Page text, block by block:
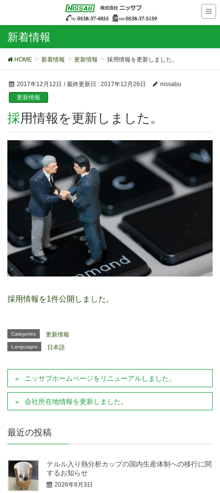
新着情報
HOME 新着情報 更新情報 採用情報を更新しました。
2017年12月12日 / 最終更新日 : 2017年12月26日
nissabu
更新情報
採用情報を更新しました。
採用情報を1件公開しました。
Categories 更新情報
Languages 日本語
ニッサブホームページをリニューアルしました。
会社所在地情報を更新しました。
最近の投稿
テルル入り熱分析カップの国内生産体制への移行に関
するお知らせ
2026年8月3日